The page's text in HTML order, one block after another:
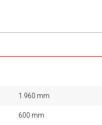
1.960 mm
600 mm